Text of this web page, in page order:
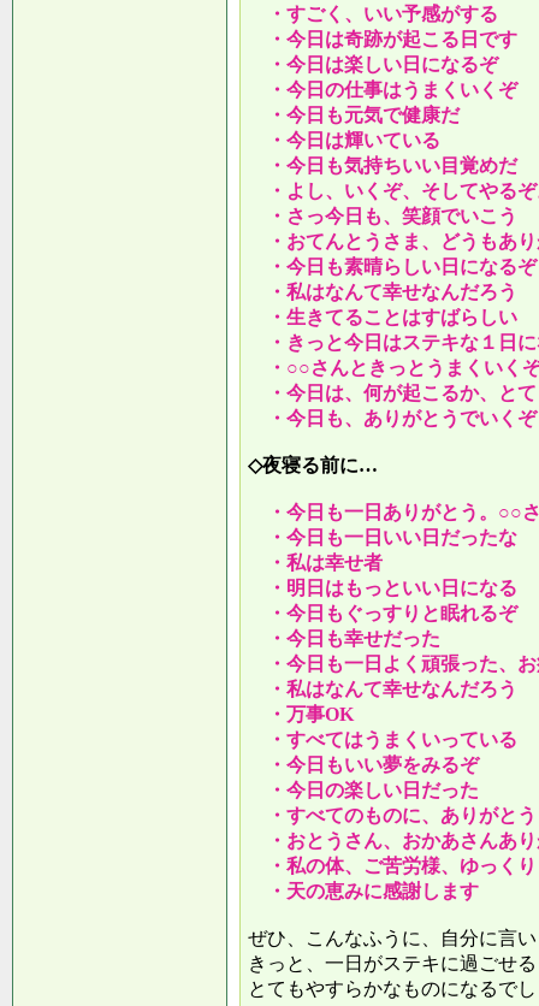
・すごく、いい予感がする
・今日は奇跡が起こる日です
・今日は楽しい日になるぞ
・今日の仕事はうまくいくぞ
・今日も元気で健康だ
・今日は輝いている
・今日も気持ちいい目覚めだ
・よし、いくぞ、そしてやる
・さっ今日も、笑顔でいこう
・おてんとうさま、どうもあ
・今日も素晴らしい日になるぞ
・私はなんて幸せなんだろう
・生きてることはすばらしい
・きっと今日はステキな１日
・○○さんときっとうまくいく
・今日は、何が起こるか、と
・今日も、ありがとうでいくぞ
◇夜寝る前に…
・今日も一日ありがとう。○○
・今日も一日いい日だったな
・私は幸せ者
・明日はもっといい日になる
・今日もぐっすりと眠れるぞ
・今日も幸せだった
・今日も一日よく頑張った、
・私はなんて幸せなんだろう
・万事OK
・すべてはうまくいっている
・今日もいい夢をみるぞ
・今日の楽しい日だった
・すべてのものに、ありがとう
・おとうさん、おかあさんあ
・私の体、ご苦労様、ゆっく
・天の恵みに感謝します
ぜひ、こんなふうに、自分に言
きっと、一日がステキに過ごせ
とてもやすらかなものになるで